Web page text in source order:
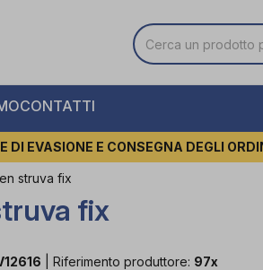
CONTATTI
EVASIONE E CONSEGNA DEGLI
struva fix
fix
|Riferimento produttore: 97x